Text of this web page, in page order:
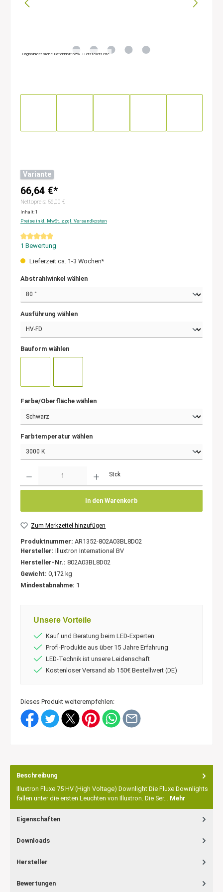
Originalbilder siehe Datenblatt bzw. Herstellerseite
Variante
66,64 €*
Nettopreis: 56,00 €
Inhalt:1
Preise inkl. MwSt. zzgl. Versandkosten
Durchschnittliche Bewertung von 5 von 5 Sternen
1 Bewertung
Lieferzeit ca. 1-3 Wochen*
Abstrahlwinkel wählen
Ausführung wählen
Bauform wählen
Farbe/Oberfläche wählen
Farbtemperatur wählen
Stck
In den Warenkorb
Zum Merkzettel hinzufügen
Produktnummer: AR1352-802A03BL8D02
Hersteller: Illuxtron International BV
Hersteller-Nr.: 802A03BL8D02
Gewicht: 0,172 kg
Mindestabnahme: 1
Unsere Vorteile
Kauf und Beratung beim LED-Experten
Profi-Produkte aus über 15 Jahre Erfahrung
LED-Technik ist unsere Leidenschaft
Kostenloser Versand ab 150€ Bestellwert (DE)
Dieses Produkt weiterempfehlen:
Beschreibung
Illuxtron Fluxe 75 HV (High Voltage) Downlight Die Fluxe Downlights
fallen unter die ersten Leuchten von Illuxtron. Die Ser… Mehr
Eigenschaften
Downloads
Hersteller
Bewertungen